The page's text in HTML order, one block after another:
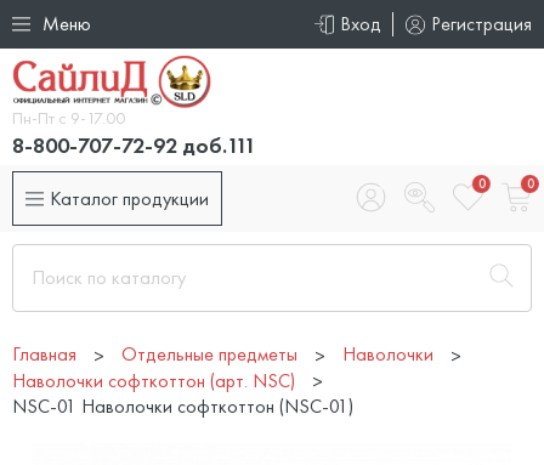
Меню Вход Регистрация
Пн-Пт с 9-17.00
8-800-707-72-92 доб.111
Каталог продукции
0 0
Главная Отдельные предметы
Наволочки
Наволочки софткоттон (арт. NSC)
NSC-01 Наволочки софткоттон (NSC-01)